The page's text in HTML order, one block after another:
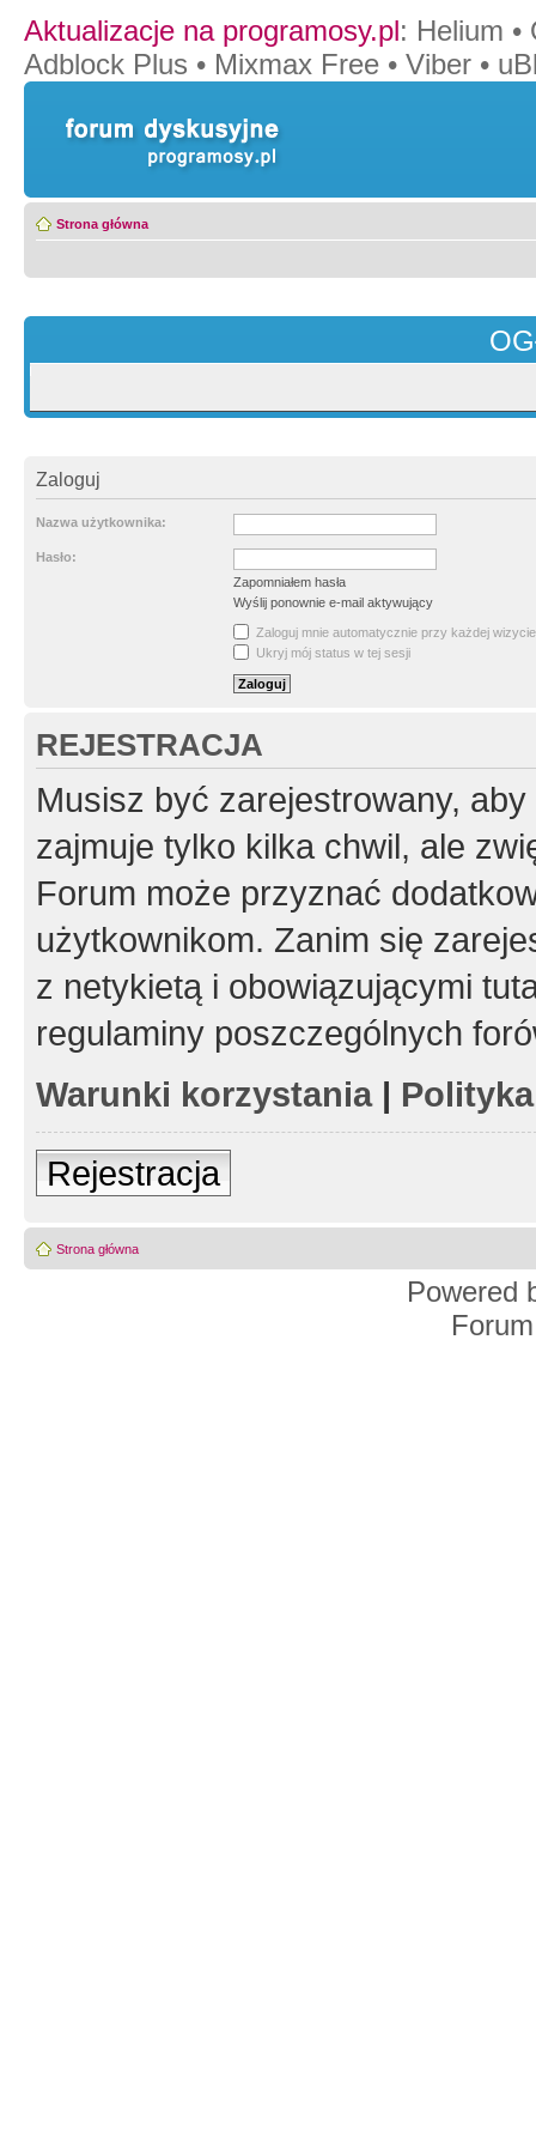
Aktualizacje na programosy.pl: Helium •
Adblock Plus • Mixmax Free • Viber •
Strona główna
Zaloguj
Nazwa użytkownika:
Hasło:
Zapomniałem hasła
Wyślij ponownie e-mail aktywujący
Zaloguj mnie automatycznie przy każdej wizycie
Ukryj mój status w tej sesji
REJESTRACJA
Musisz być zarejestrowany,
zajmuje tylko kilka chwil, ale
Forum może przyznać
użytkownikom. Zanim się
z netykietą i obowiązującymi
regulaminy poszczególnych
Warunki korzystania|
Rejestracja
Strona główna
Powered